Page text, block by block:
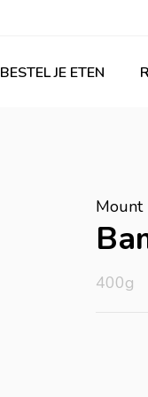
BESTEL JE ETEN
Mount
400g